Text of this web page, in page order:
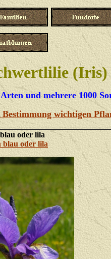
(Iris)
und mehrere 1000
wichtigen
oder lila
blau oder lila